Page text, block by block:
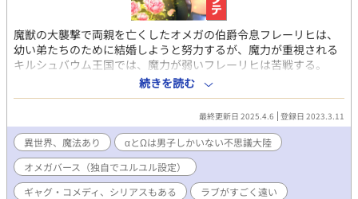
魔獣の大襲撃で両親を亡くしたオメガの伯爵令息フレーリヒは、
幼い弟たちのために結婚しようと努力するが、魔力が重視される
キルシュバウム王国では、魔力が弱いフレーリヒは苦戦する。
…その一方で、プファオ大公国のヴェステン城塞で暮らす、大公
の後継者アルファのヴァルムは好戦的な野蛮人だと嫌われ、結婚
相手が見つからず、嫌々お見合いを続ける毎日だった。 ユルユ
ル設定のオメガバースとなっています。 大きな心で見て下さる
と嬉しいです…(^_^;) ※カラーでお見せしたい場面以外は、基
本モノクロです。 タテスク初挑戦につき、アレコレやらかしが
多く、投稿後の修正が猛烈に多いです。どうかご容赦を😓 不定
期のノロノロちまちま更新となります。
続きを読む
最終更新日 2025.4.6 登録日 2023.3.11
異世界、魔法あり
αとΩは男子しかいない不思議大陸
オメガバース（独自でユルユル設定）
ギャグ・コメディ、シリアスもある
ラブがすごく遠い